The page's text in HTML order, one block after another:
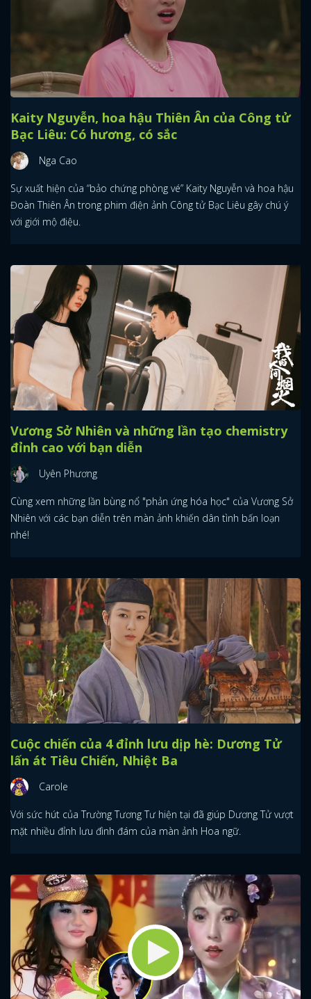
Kaity Nguyễn, hoa hậu Thiên Ân của Công tử
Bạc Liêu: Có hương, có sắc
Nga Cao
Sự xuất hiện của “bảo chứng phòng vé” Kaity Nguyễn và hoa hậu
Đoàn Thiên Ân trong phim điện ảnh Công tử Bạc Liêu gây chú ý
với giới mộ điệu.
Vương Sở Nhiên và những lần tạo chemistry
đỉnh cao với bạn diễn
Uyên Phương
Cùng xem những lần bùng nổ "phản ứng hóa học" của Vương Sở
Nhiên với các bạn diễn trên màn ảnh khiến dân tình bấn loạn
nhé!
Cuộc chiến của 4 đỉnh lưu dịp hè: Dương Tử
lấn át Tiêu Chiến, Nhiệt Ba
Carole
Với sức hút của Trường Tương Tư hiện tại đã giúp Dương Tử vượt
mặt nhiều đỉnh lưu đình đám của màn ảnh Hoa ngữ.